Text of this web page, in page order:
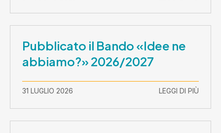
Pubblicato il Bando «Idee ne
abbiamo?» 2026/2027
31 LUGLIO 2026 LEGGI DI PIÙ